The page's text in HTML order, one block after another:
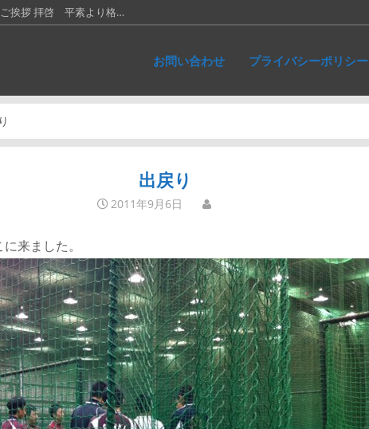
挨拶 拝啓 平素より格…
２日（土）は臨時休診…
５日（土）は臨時休…
日（土）、202…
と移転再開のお知らせ謹…
お問い合わせ プライバシーポリシー
出戻り
2011年9月6日
来ました。